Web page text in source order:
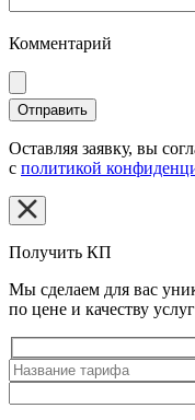
Комментарий
Оставляя заявку, вы
с политикой
Получить КП
Мы сделаем для вас
по цене и качеству услуг